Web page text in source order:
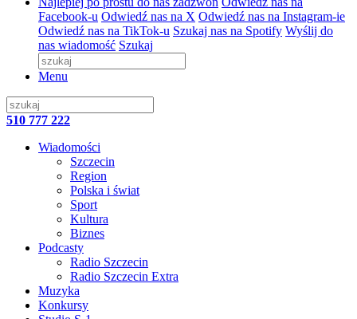
Facebook-u Odwiedź nas na X Odwiedź nas na Instagram-ie
Odwiedź nas na TikTok-u Szukaj nas na Spotify Wyślij do
nas wiadomość Szukaj
Menu
510 777 222
Wiadomości
Szczecin
Region
Polska i świat
Sport
Kultura
Biznes
Podcasty
Radio Szczecin
Radio Szczecin Extra
Muzyka
Konkursy